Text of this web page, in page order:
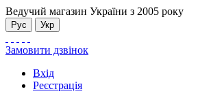
Ведучий магазин України з 2005 року
Рус Укр
Замовити дзвінок
Вхід
Реєстрація